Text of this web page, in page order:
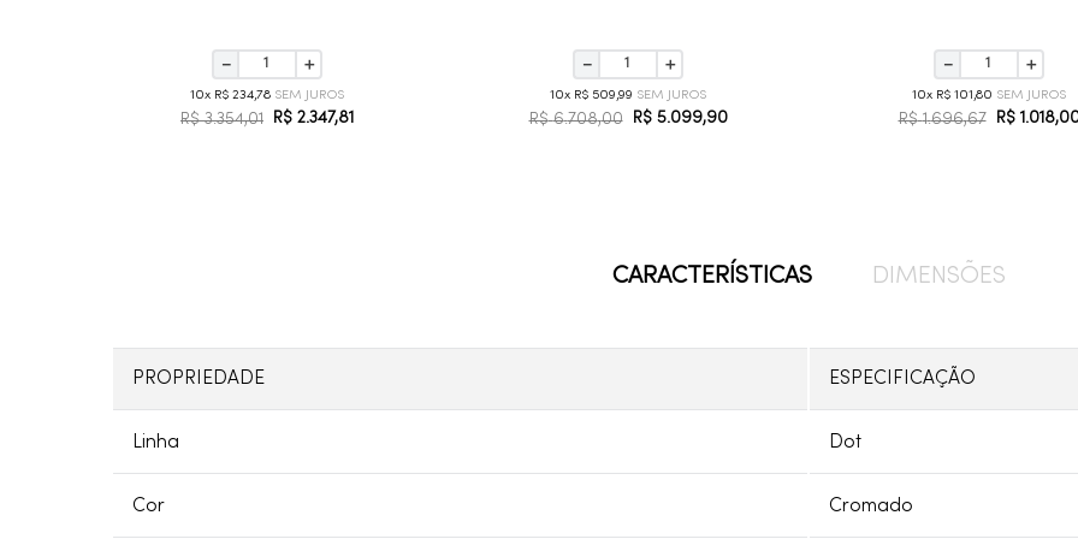
＋
－
10 R$ 234,78
R$ 3.354,01 R$ 2.347,81
＋
－
10 R$ 509,99
R$ 6.708,00 R$ 5.099,90
＋
－
10 R$ 101 ,80
R$ 1.696,67 R$ 1 .018,
CARACTERÍSTICAS DIMENSÕES
PROPRIEDADE ESPECIFICAÇÃO
Linha Dot
Cor Cromado